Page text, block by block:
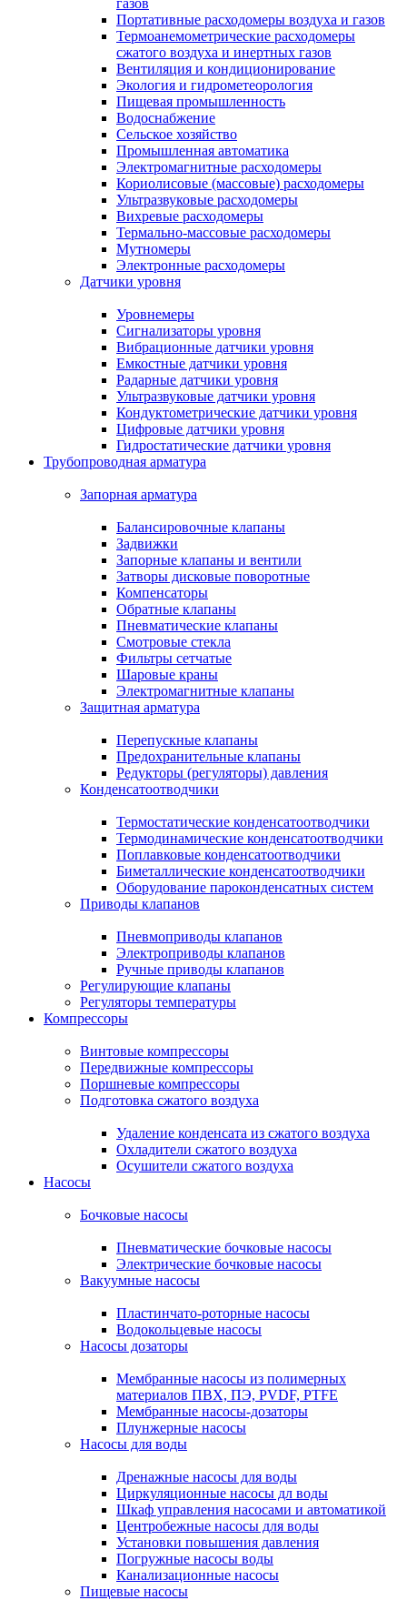
газов
Портативные расходомеры воздуха и газов
Термоанемометрические расходомеры
сжатого воздуха и инертных газов
Вентиляция и кондиционирование
Экология и гидрометеорология
Пищевая промышленность
Водоснабжение
Сельское хозяйство
Промышленная автоматика
Электромагнитные расходомеры
Кориолисовые (массовые) расходомеры
Ультразвуковые расходомеры
Вихревые расходомеры
Термально-массовые расходомеры
Мутномеры
Электронные расходомеры
Датчики уровня
Уровнемеры
Сигнализаторы уровня
Вибрационные датчики уровня
Емкостные датчики уровня
Радарные датчики уровня
Ультразвуковые датчики уровня
Кондуктометрические датчики уровня
Цифровые датчики уровня
Гидростатические датчики уровня
Трубопроводная арматура
Запорная арматура
Балансировочные клапаны
Задвижки
Запорные клапаны и вентили
Затворы дисковые поворотные
Компенсаторы
Обратные клапаны
Пневматические клапаны
Смотровые стекла
Фильтры сетчатые
Шаровые краны
Электромагнитные клапаны
Защитная арматура
Перепускные клапаны
Предохранительные клапаны
Редукторы (регуляторы) давления
Конденсатоотводчики
Термостатические конденсатоотводчики
Термодинамические конденсатоотводчики
Поплавковые конденсатоотводчики
Биметаллические конденсатоотводчики
Оборудование пароконденсатных систем
Приводы клапанов
Пневмоприводы клапанов
Электроприводы клапанов
Ручные приводы клапанов
Регулирующие клапаны
Регуляторы температуры
Компрессоры
Винтовые компрессоры
Передвижные компрессоры
Поршневые компрессоры
Подготовка сжатого воздуха
Удаление конденсата из сжатого воздуха
Охладители сжатого воздуха
Осушители сжатого воздуха
Насосы
Бочковые насосы
Пневматические бочковые насосы
Электрические бочковые насосы
Вакуумные насосы
Пластинчато-роторные насосы
Водокольцевые насосы
Насосы дозаторы
Мембранные насосы из полимерных
материалов ПВХ, ПЭ, PVDF, PTFE
Мембранные насосы-дозаторы
Плунжерные насосы
Насосы для воды
Дренажные насосы для воды
Циркуляционные насосы дл воды
Шкаф управления насосами и автоматикой
Центробежные насосы для воды
Установки повышения давления
Погружные насосы воды
Канализационные насосы
Пищевые насосы